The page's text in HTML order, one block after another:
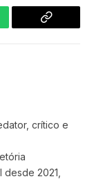
Copy
crítico e
2021,